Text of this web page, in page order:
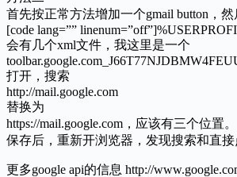
首先按正常方法增加一个gmail button，
[code lang=””
会有几个xml文件，我这里是一个
打开，搜索
http://mail.google.com
替换为
https://mail.google.com，应该有三个位置。
保存后，重新开浏览器，发现搜索和直接
更多google api的信息 http://